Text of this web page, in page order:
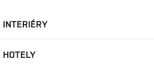
INTERIÉRY
HOTELY